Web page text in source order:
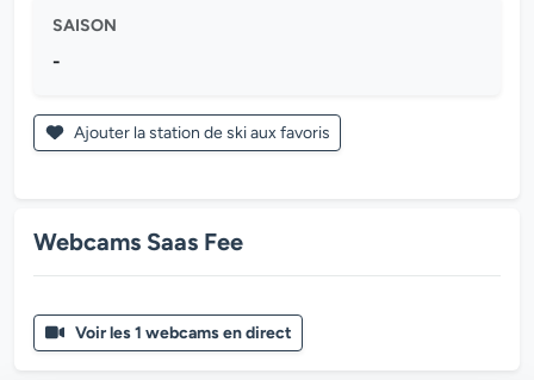
SAISON
-
Ajouter la station de ski aux favoris
Webcams Saas Fee
Voir les 1 webcams en direct